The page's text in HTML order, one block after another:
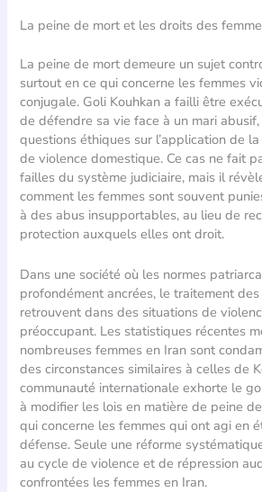
La peine de mort et les droits des
La peine de mort demeure un sujet
surtout en ce qui concerne les femmes
conjugale. Goli Kouhkan a failli être
de défendre sa vie face à un mari
questions éthiques sur l’application de
de violence domestique. Ce cas ne fait
failles du système judiciaire, mais il
comment les femmes sont souvent
à des abus insupportables, au lieu de
protection auxquels elles ont droit.
Dans une société où les normes
profondément ancrées, le traitement
retrouvent dans des situations de
préoccupant. Les statistiques récentes
nombreuses femmes en Iran sont
des circonstances similaires à celles de
communauté internationale exhorte le
à modifier les lois en matière de peine
qui concerne les femmes qui ont agi en
défense. Seule une réforme
au cycle de violence et de répression
confrontées les femmes en Iran.